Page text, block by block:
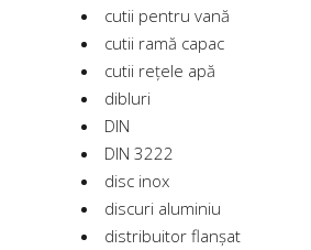
cutii pentru vană
cutii ramă capac
cutii rețele apă
dibluri
DIN
DIN 3222
disc inox
discuri aluminiu
distribuitor flanșat